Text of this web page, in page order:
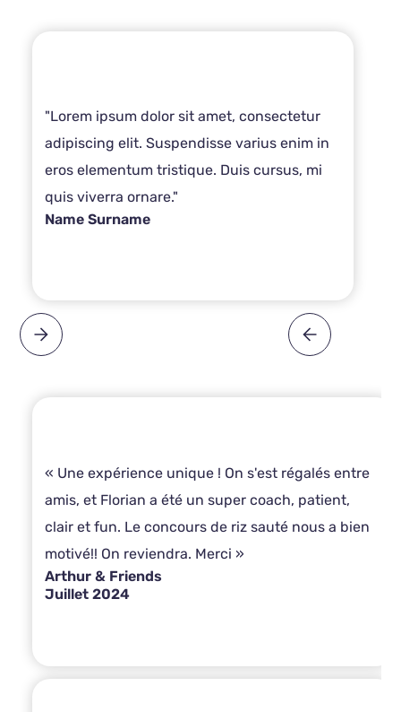
"Lorem ipsum dolor sit amet, consectetur
adipiscing elit. Suspendisse varius enim in
eros elementum tristique. Duis cursus, mi
quis viverra ornare."
Name Surname
« Une expérience unique ! On s'est régalés entre
amis, et Florian a été un super coach, patient,
clair et fun. Le concours de riz sauté nous a bien
motivé!! On reviendra. Merci »
Arthur & Friends
Juillet 2024